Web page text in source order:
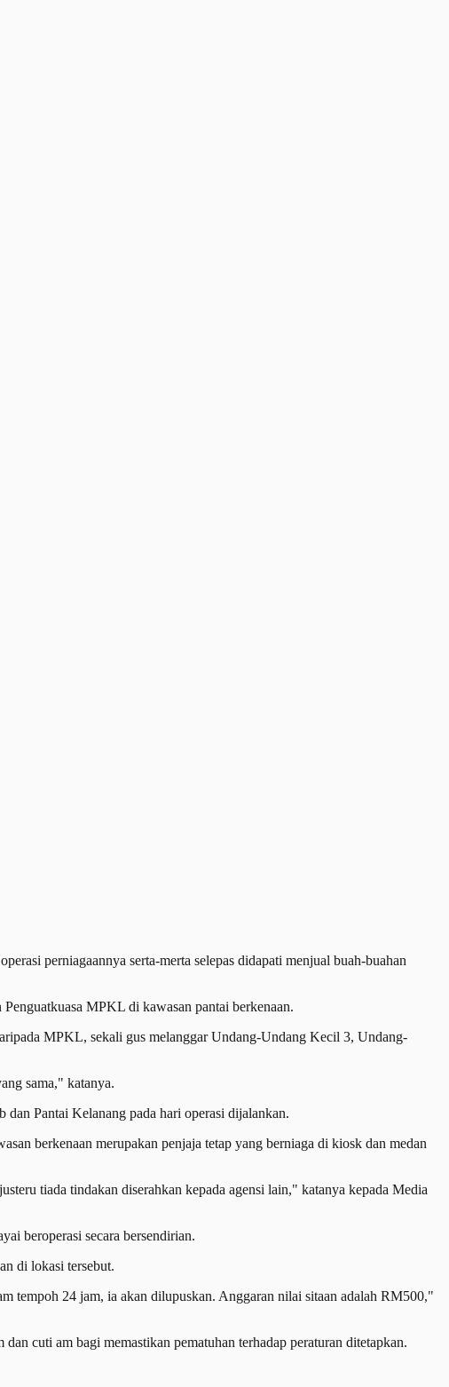
perniagaannya serta-merta selepas didapati menjual buah-buahan
MPKL di kawasan pantai berkenaan.
MPKL, sekali gus melanggar Undang-Undang Kecil 3, Undang-
sama," katanya.
dan Pantai Kelanang pada hari operasi dijalankan.
berkenaan merupakan penjaja tetap yang berniaga di kiosk dan medan
tiada tindakan diserahkan kepada agensi lain," katanya kepada Media
beroperasi secara bersendirian.
di lokasi tersebut.
tempoh 24 jam, ia akan dilupuskan. Anggaran nilai sitaan adalah RM500,"
cuti am bagi memastikan pematuhan terhadap peraturan ditetapkan.